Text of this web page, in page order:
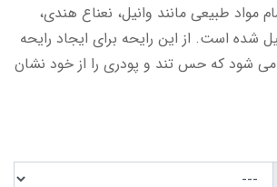
مواد طبیعی مانند وانیل، نعناع هندی،
شده است. از این رایحه برای ایجاد رایحه
شود که حس تند و پودری را از خود نشان